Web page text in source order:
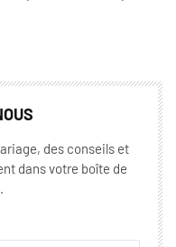
des conseils et
dans votre boîte de